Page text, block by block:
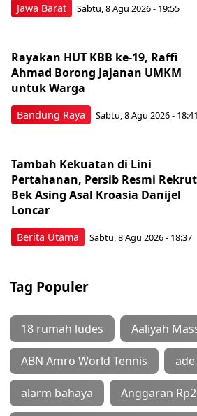
Jawa Barat Sabtu, 8 Agu 2026 - 19:55
Bandung Raya
Rayakan HUT KBB ke-19, Raffi
Ahmad Borong Jajanan UMKM
untuk Warga
Sabtu, 8 Agu 2026 - 18:41
Berita Utama
Tambah Kekuatan di Lini
Pertahanan, Persib Resmi Rekrut
Bek Asing Asal Kroasia Danijel
Loncar
Sabtu, 8 Agu 2026 - 18:37
Tag Populer
18 rumah ludes Aaliyah
ABN Amro World Tennis
alarm bahaya Anggaran